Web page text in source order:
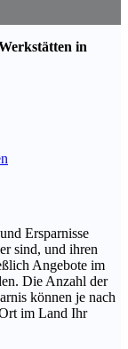
in
Ersparnisse
sind, und ihren
Angebote im
Die Anzahl der
können je nach
im Land Ihr